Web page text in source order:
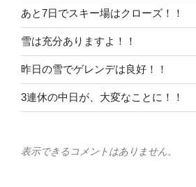
あと7日でスキー場はクローズ！！
雪は充分ありますよ！！
昨日の雪でゲレンデは良好！！
3連休の中日が、大変なことに！！
表示できるコメントはありません。